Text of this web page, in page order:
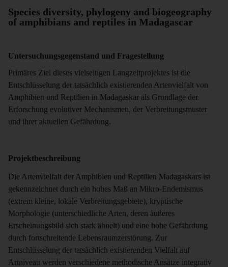
Species diversity, phylogeny and biogeography
of amphibians and reptiles in Madagascar
Untersuchungsgegenstand und Fragestellung
Primäres Ziel dieses vielseitigen Langzeitprojektes ist die
Entschlüsselung der tatsächlich existierenden Artenvielfalt von
Amphibien und Reptilien in Madagaskar als Grundlage der
Erforschung evolutiver Mechanismen, der Verbreitungsmuster
und ihrer aktuellen Gefährdung.
Projektbeschreibung
Die Artenvielfalt der Amphibien und Reptilien Madagaskars ist
gekennzeichnet durch ein hohes Maß an Mikro-Endemismus
(extrem kleine, lokale Verbreitungsgebiete), kryptische
Morphologie (unterschiedliche Arten, deren äußeres
Erscheinungsbild sich stark ähnelt) und eine hohe Gefährdung
durch fortschreitende Lebensraumzerstörung. Zur
Entschlüsselung der tatsächlich existierenden Vielfalt auf
Artniveau werden verschiedene methodische Ansätze integrativ